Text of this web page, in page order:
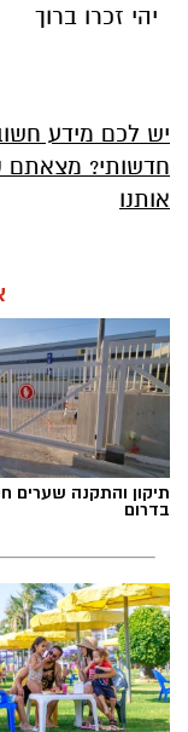
יהי זכרו ברוך
יש לכם מידע
חדשותי?
אותנו
תיקון והתקנה שערים
בדרום